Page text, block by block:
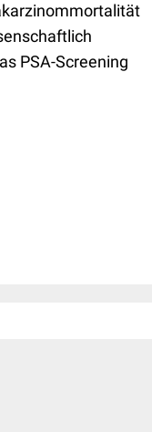
PSA-Screening